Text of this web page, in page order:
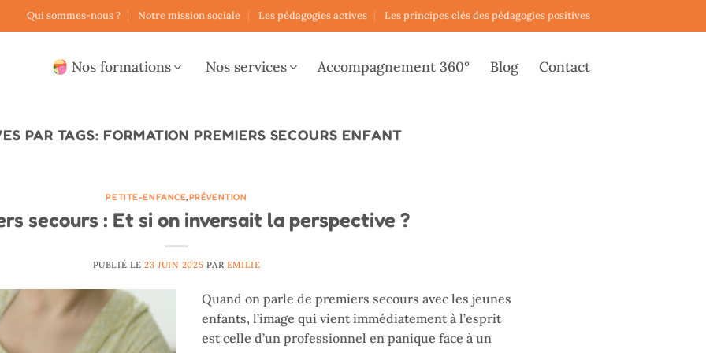
Qui sommes-nous ? Notre mission sociale Les pédagogies actives Les principes clés des pédagogies positives
Nos formations Nos services Accompagnement 360° Blog Contact
PAR TAGS: FORMATION PREMIERS SECOURS ENFANT
PETITE-ENFANCE,PRÉVENTION
secours : Et si on inversait la perspective ?
PUBLIÉ LE23 JUIN 2025 PAR EMILIE
Quand on parle de premiers secours avec les jeunes
enfants, l’image qui vient immédiatement à l’esprit
est celle d’un professionnel en panique face à un